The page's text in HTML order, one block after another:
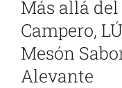
Más allá del
Campero,
Mesón
Alevante